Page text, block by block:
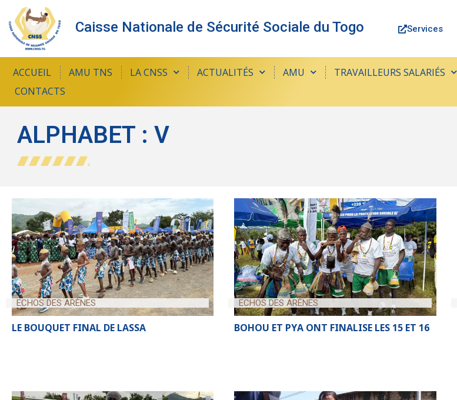
Caisse Nationale de Sécurité Sociale du Togo Services
ACCUEIL AMU TNS LA CNSS ACTUALITÉS AMU TRAVAILLEURS SALARIÉS
CONTACTS
ALPHABET : V
ECHOS DES ARÈNES
LE BOUQUET FINAL DE LASSA
ECHOS DES ARÈNES
BOHOU ET PYA ONT FINALISE LES 15 ET 16